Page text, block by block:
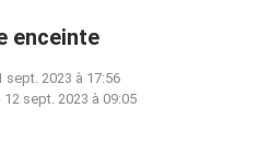
enceinte
sept. 2023 à 17:56
12 sept. 2023 à 09:05